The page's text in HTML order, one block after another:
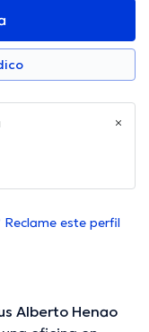
Reclame este perfil
Alberto Henao